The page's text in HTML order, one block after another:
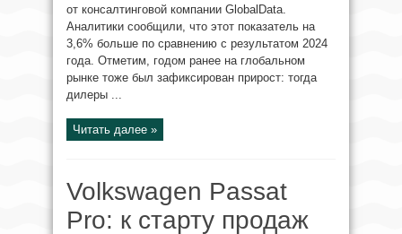
от консалтинговой компании GlobalData.
Аналитики сообщили, что этот показатель на
3,6% больше по сравнению с результатом 2024
года. Отметим, годом ранее на глобальном
рынке тоже был зафиксирован прирост: тогда
дилеры ...
Читать далее »
Volkswagen Passat
Pro: к старту продаж